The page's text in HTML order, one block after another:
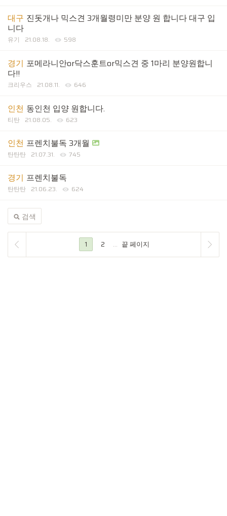
대구 진돗개나 믹스견 3개월령미만 분양 원 합니다 대구 입
니다
유기 21.08.18. 598
경기 포메라니안or닥스훈트or믹스견 중 1마리 분양원합니
다!!
크리우스 21.08.11. 646
인천 동인천 입양 원합니다.
티탄 21.08.05. 623
인천 프렌치불독 3개월
탄탄탄 21.07.31. 745
경기 프렌치불독
탄탄탄 21.06.23. 624
검색
1 2 ... 끝 페이지